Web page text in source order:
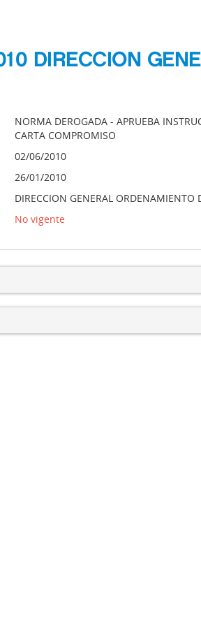
DIRECCION
NORMA DEROGADA - APRUEBA
CARTA COMPROMISO
02/06/2010
26/01/2010
DIRECCION GENERAL ORDENAMIENTO
No vigente